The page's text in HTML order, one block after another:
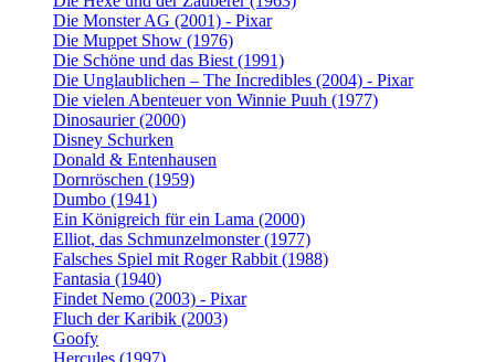
Die Monster AG (2001) - Pixar
Die Muppet Show (1976)
Die Schöne und das Biest (1991)
Die Unglaublichen – The Incredibles (2004) - Pixar
Die vielen Abenteuer von Winnie Puuh (1977)
Dinosaurier (2000)
Disney Schurken
Donald & Entenhausen
Dornröschen (1959)
Dumbo (1941)
Ein Königreich für ein Lama (2000)
Elliot, das Schmunzelmonster (1977)
Falsches Spiel mit Roger Rabbit (1988)
Fantasia (1940)
Findet Nemo (2003) - Pixar
Fluch der Karibik (2003)
Goofy
Hercules (1997)